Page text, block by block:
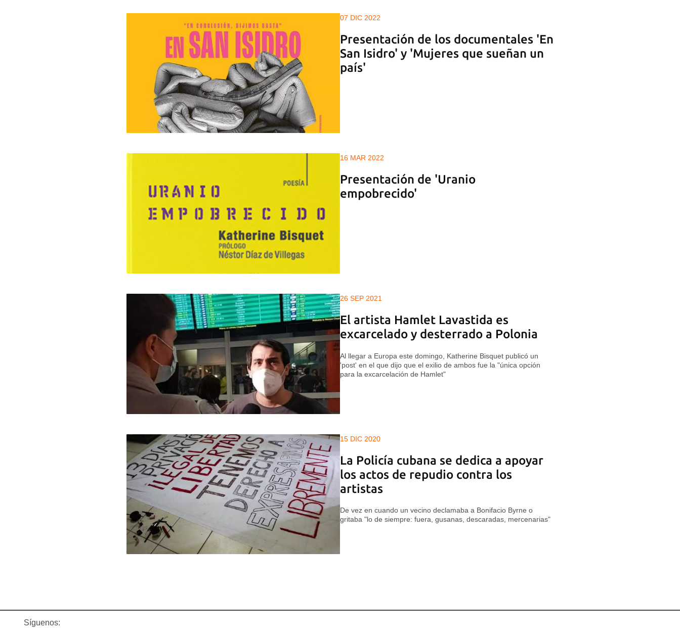
07 DIC 2022
Presentación de los documentales 'En
San Isidro' y ️'Mujeres que sueñan un
país'
16 MAR 2022
Presentación de 'Uranio
empobrecido'
26 SEP 2021
El artista Hamlet Lavastida es
excarcelado y desterrado a Polonia
Al llegar a Europa este domingo, Katherine Bisquet publicó un
'post' en el que dijo que el exilio de ambos fue la "única opción
para la excarcelación de Hamlet"
15 DIC 2020
La Policía cubana se dedica a apoyar
los actos de repudio contra los
artistas
De vez en cuando un vecino declamaba a Bonifacio Byrne o
gritaba "lo de siempre: fuera, gusanas, descaradas, mercenarias"
Síguenos: